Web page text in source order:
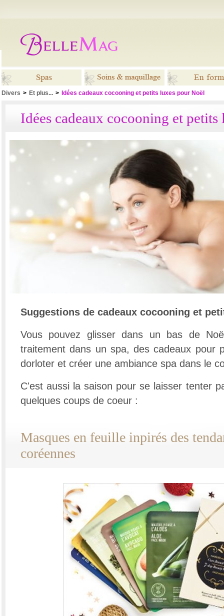
Divers > Et plus... > Idées cadeaux cocooning et petits luxes pour Noël
Idées cadeaux cocooning et
Suggestions de cadeaux cocooning et
Vous pouvez glisser dans un bas de
traitement dans un spa, des cadeaux pour
dorloter et créer une ambiance spa dans le
C'est aussi la saison pour se laisser tenter
quelques coups de coeur :
Masques en feuille inpirés des
coréennes
maquillage